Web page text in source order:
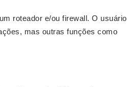
roteador e/ou firewall. O usuário
mas outras funções como